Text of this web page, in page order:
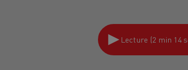
Lecture (2 min 14